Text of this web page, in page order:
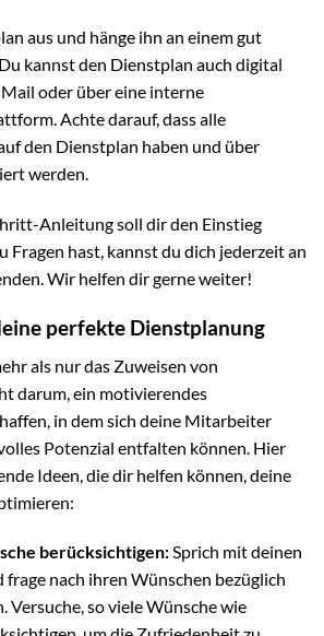
aus und hänge ihn an einem gut
kannst den Dienstplan auch digital
oder über eine interne
Achte darauf, dass alle
den Dienstplan haben und über
werden.
Anleitung soll dir den Einstieg
Fragen hast, kannst du dich jederzeit an
Wir helfen dir gerne weiter!
perfekte Dienstplanung
als nur das Zuweisen von
darum, ein motivierendes
in dem sich deine Mitarbeiter
Potenzial entfalten können. Hier
Ideen, die dir helfen können, deine
berücksichtigen:Sprich mit deinen
nach ihren Wünschen bezüglich
Versuche, so viele Wünsche wie